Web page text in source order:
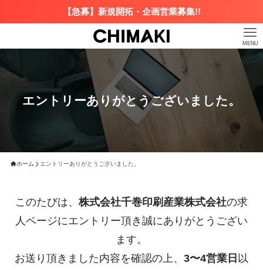
【急募】新規開拓・企画営業募集!!
MENU
エントリーありがとうございました。
ホーム エントリーありがとうございました。
このたびは、 株式会社千巻印刷産業株式会社の求
人ページにエントリー頂き誠にありがとうござい
ます。
お送り頂きました内容を確認の上、 3〜4営業日 以